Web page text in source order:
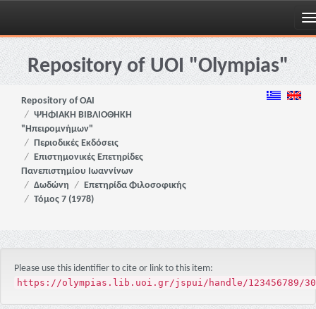
Skip
navigationRepository of UOI "Olympias"
Repository of OAI
ΨΗΦΙΑΚΗ ΒΙΒΛΙΟΘΗΚΗ
"Ηπειρομνήμων"
Περιοδικές Εκδόσεις
Επιστημονικές Επετηρίδες
Πανεπιστημίου Ιωαννίνων
Δωδώνη
Επετηρίδα Φιλοσοφικής
Τόμος 7 (1978)
Please use this identifier to cite or link to this item:
https://olympias.lib.uoi.gr/jspui/handle/123456789/